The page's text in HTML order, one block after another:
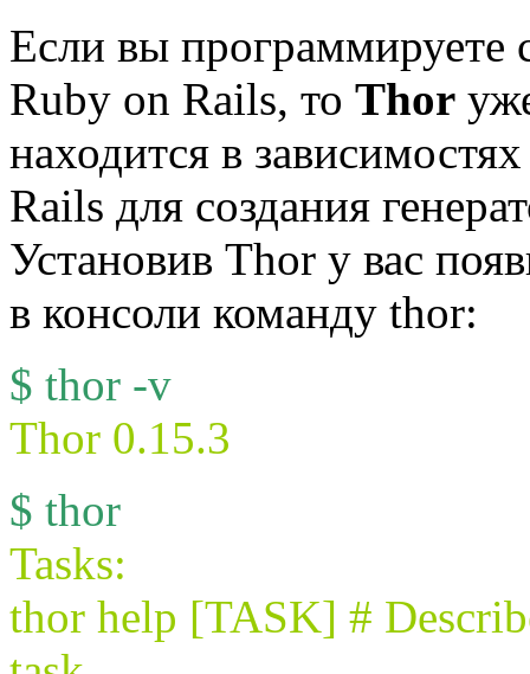
Если вы программируете
Ruby on Rails, то Thor
находится в
Rails для создания
Установив Thor у вас
в консоли команду thor:
$ thor -v
Thor 0.15.3
$ thor
Tasks:
thor help [TASK] #